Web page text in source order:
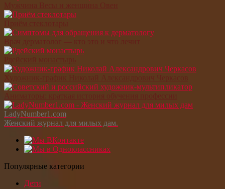
Мужчина Весы и женщина Овен
Приём стеклотары
Врач дерматолог — кто это и что лечит
Рдейский монастырь
Художник-график Николай Александрович Черкасов
Аниматоры: краткая история обучения профессии
LadyNumber1.com
Женский журнал для милых дам.
Популярные категории
Дети